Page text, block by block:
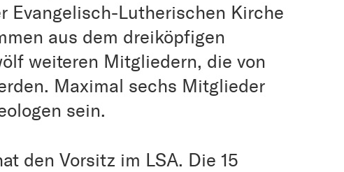
Evangelisch-Lutherischen Kirche
aus dem dreiköpfigen
weiteren Mitgliedern, die von
Maximal sechs Mitglieder
sein.
den Vorsitz im LSA. Die 15